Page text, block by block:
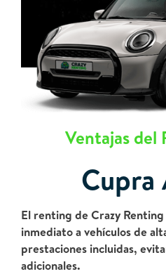
Ventajas del
Cupra
El renting de Crazy
inmediato a vehículos de
prestaciones incluidas,
adicionales.